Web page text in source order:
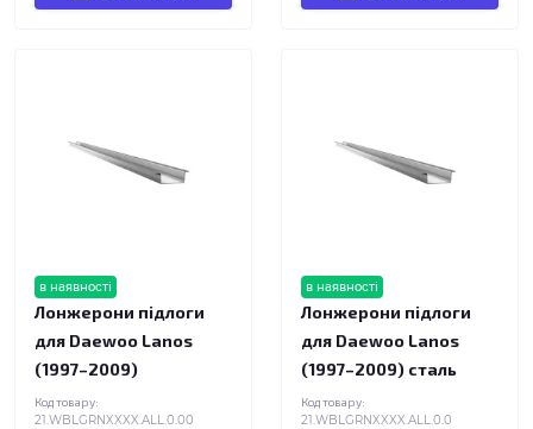
в наявності
Лонжерони підлоги
для Daewoo Lanos
(1997–2009)
Код товару:
21.WBLGRNXXXX.ALL.0.00
в наявності
Лонжерони підлоги
для Daewoo Lanos
(1997–2009) сталь
Код товару:
21.WBLGRNXXXX.ALL.0.0